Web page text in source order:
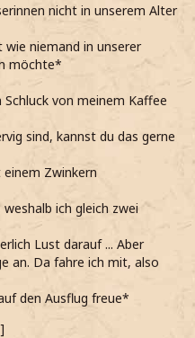
nicht in unserem Alter
niemand in unserer
möchte*
von meinem Kaffee
sind, kannst du das gerne
Zwinkern
ich gleich zwei
Lust darauf ... Aber
an. Da fahre ich mit, also
den Ausflug freue*